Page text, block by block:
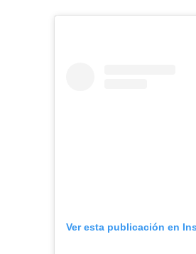
Ver esta publicación en